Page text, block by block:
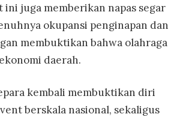
ini juga memberikan napas segar
okupansi penginapan dan
membuktikan bahwa olahraga
daerah.
kembali membuktikan diri
berskala nasional, sekaligus